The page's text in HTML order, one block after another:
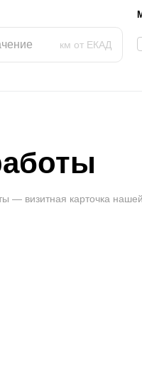
— визитная карточка